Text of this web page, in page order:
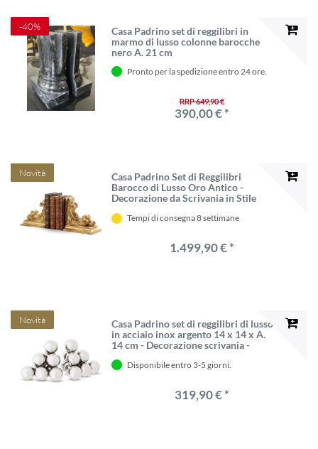
-40%
Casa Padrino set di reggilibri in
marmo di lusso colonne barocche
nero A. 21 cm
Pronto per la spedizione entro 24 ore.
RRP 649,90 €
390,00 € *
Novità
Casa Padrino Set di Reggilibri
Barocco di Lusso Oro Antico -
Decorazione da Scrivania in Stile
Decorazione per Soggiorno -
Tempi di consegna 8 settimane
1.499,90 € *
Novità
Casa Padrino set di reggilibri di lusso
in acciaio inox argento 14 x 14 x A.
14 cm - Decorazione scrivania -
decorativi - Accessori di lusso
Disponibile entro 3-5 giorni.
319,90 € *